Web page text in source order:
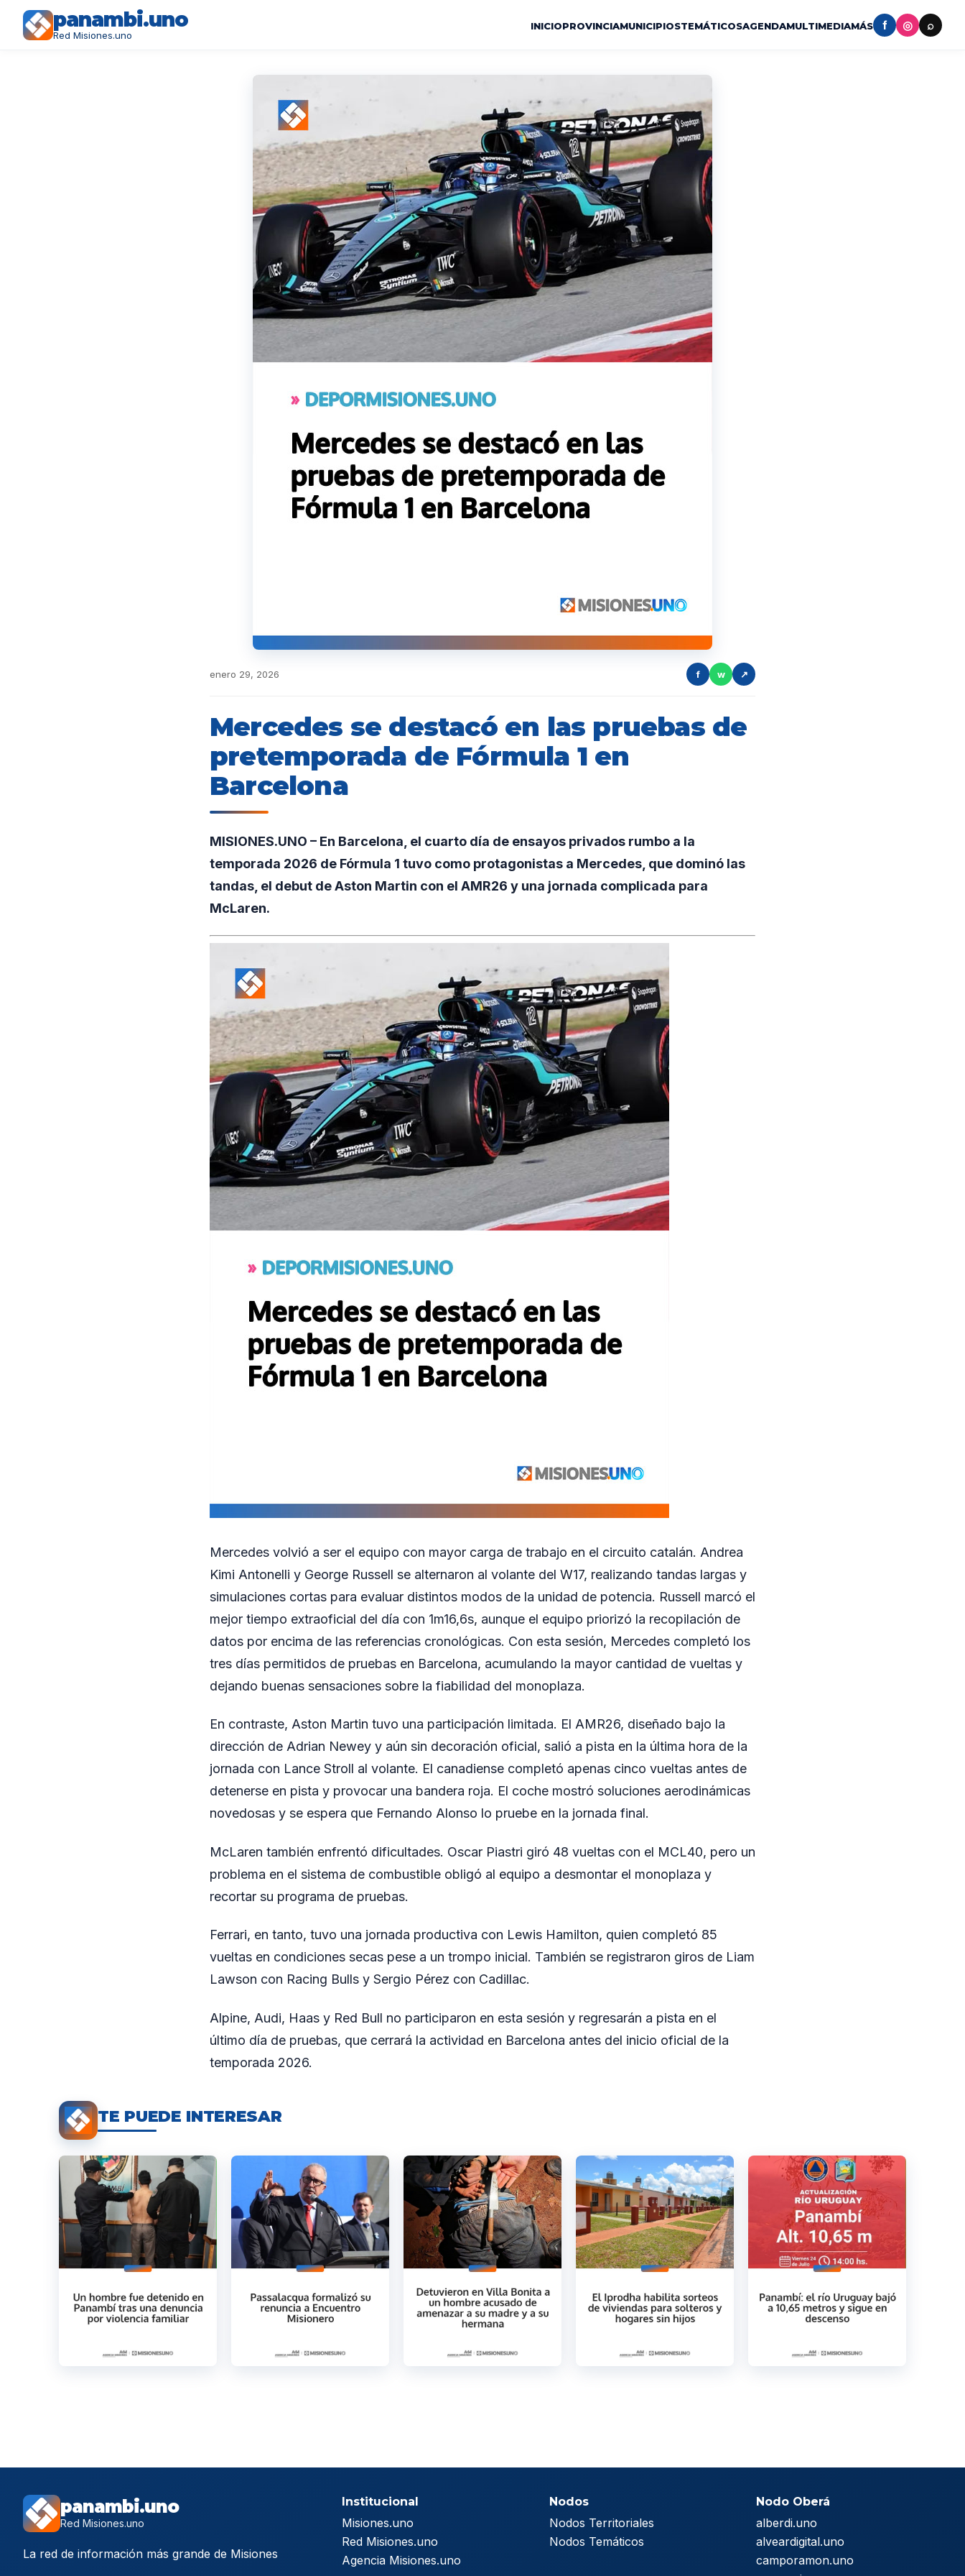
panambi.uno
Red Misiones.uno
INICIOPROVINCIAMUNICIPIOSTEMÁTICOSAGENDAMULTIMEDIAMÁS f ◎ ⌕
enero 29, 2026 f w ↗
Mercedes se destacó en las pruebas de
pretemporada de Fórmula 1 en
Barcelona
MISIONES.UNO – En Barcelona, el cuarto día de ensayos privados rumbo a la
temporada 2026 de Fórmula 1 tuvo como protagonistas a Mercedes, que dominó las
tandas, el debut de Aston Martin con el AMR26 y una jornada complicada para
McLaren.
Mercedes volvió a ser el equipo con mayor carga de trabajo en el circuito catalán. Andrea
Kimi Antonelli y George Russell se alternaron al volante del W17, realizando tandas largas y
simulaciones cortas para evaluar distintos modos de la unidad de potencia. Russell marcó el
mejor tiempo extraoficial del día con 1m16,6s, aunque el equipo priorizó la recopilación de
datos por encima de las referencias cronológicas. Con esta sesión, Mercedes completó los
tres días permitidos de pruebas en Barcelona, acumulando la mayor cantidad de vueltas y
dejando buenas sensaciones sobre la fiabilidad del monoplaza.
En contraste, Aston Martin tuvo una participación limitada. El AMR26, diseñado bajo la
dirección de Adrian Newey y aún sin decoración oficial, salió a pista en la última hora de la
jornada con Lance Stroll al volante. El canadiense completó apenas cinco vueltas antes de
detenerse en pista y provocar una bandera roja. El coche mostró soluciones aerodinámicas
novedosas y se espera que Fernando Alonso lo pruebe en la jornada final.
McLaren también enfrentó dificultades. Oscar Piastri giró 48 vueltas con el MCL40, pero un
problema en el sistema de combustible obligó al equipo a desmontar el monoplaza y
recortar su programa de pruebas.
Ferrari, en tanto, tuvo una jornada productiva con Lewis Hamilton, quien completó 85
vueltas en condiciones secas pese a un trompo inicial. También se registraron giros de Liam
Lawson con Racing Bulls y Sergio Pérez con Cadillac.
Alpine, Audi, Haas y Red Bull no participaron en esta sesión y regresarán a pista en el
último día de pruebas, que cerrará la actividad en Barcelona antes del inicio oficial de la
temporada 2026.
TE PUEDE INTERESAR
panambi.uno
Red Misiones.uno
La red de información más grande de Misiones
Institucional
Misiones.uno
Red Misiones.uno
Agencia Misiones.uno
Nodos
Nodos Territoriales
Nodos Temáticos
Nodo Oberá
alberdi.uno
alveardigital.uno
camporamon.uno